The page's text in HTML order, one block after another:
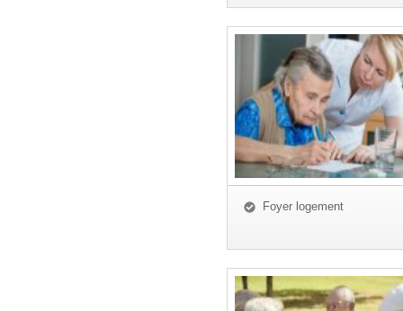
Foyer logement